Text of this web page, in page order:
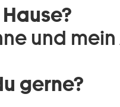
und
gerne?